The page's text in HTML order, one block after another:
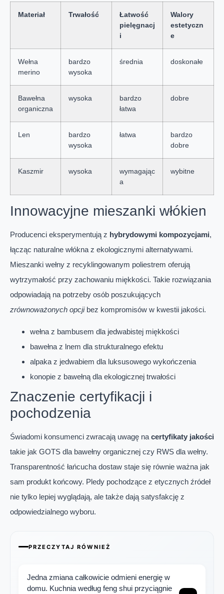
Materiał Trwałość
Łatwość
pielęgnacj
i
Walory
estetyczn
e
Wełna
merino
bardzo
wysoka
średnia doskonałe
Bawełna
organiczna
wysoka
bardzo
łatwa
dobre
Len
bardzo
wysoka
łatwa
bardzo
dobre
Kaszmir wysoka
wymagając
a
wybitne
Innowacyjne mieszanki włókien
Producenci eksperymentują z hybrydowymi kompozycjami,
łącząc naturalne włókna z ekologicznymi alternatywami.
Mieszanki wełny z recyklingowanym poliestrem oferują
wytrzymałość przy zachowaniu miękkości. Takie rozwiązania
odpowiadają na potrzeby osób poszukujących
zrównoważonych opcjibez kompromisów w kwestii jakości.
wełna z bambusem dla jedwabistej miękkości
bawełna z lnem dla strukturalnego efektu
alpaka z jedwabiem dla luksusowego wykończenia
konopie z bawełną dla ekologicznej trwałości
Znaczenie certyfikacji i
pochodzenia
Świadomi konsumenci zwracają uwagę na certyfikaty jakości
takie jak GOTS dla bawełny organicznej czy RWS dla wełny.
Transparentność łańcucha dostaw staje się równie ważna jak
sam produkt końcowy. Pledy pochodzące z etycznych źródeł
nie tylko lepiej wyglądają, ale także dają satysfakcję z
odpowiedzialnego wyboru.
PRZECZYTAJ RÓWNIEŻ
Jedna zmiana całkowicie odmieni energię w
domu. Kuchnia według feng shui przyciągnie